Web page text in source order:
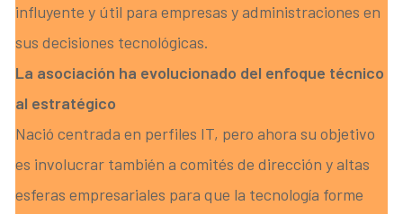
influyente y útil para empresas y administraciones en
sus decisiones tecnológicas.
La asociación ha evolucionado del enfoque técnico
al estratégico
Nació centrada en perfiles IT, pero ahora su objetivo
es involucrar también a comités de dirección y altas
esferas empresariales para que la tecnología forme